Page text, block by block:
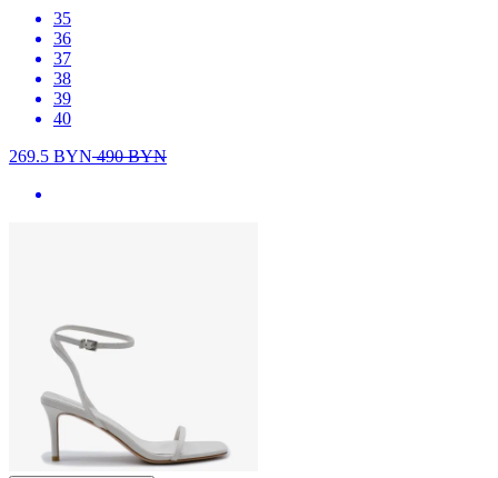
35
36
37
38
39
40
269.5 BYN490BYN